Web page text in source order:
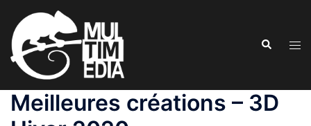
contenu
Meilleures créations – 3D